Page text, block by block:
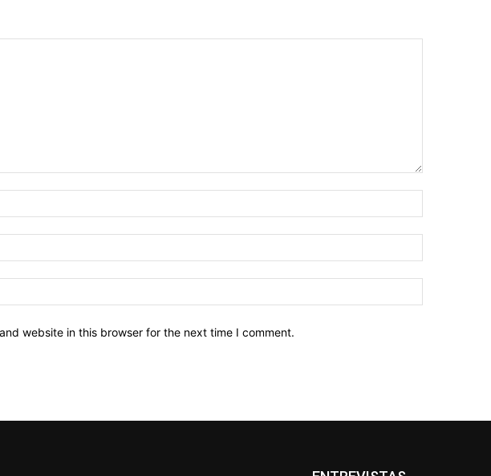
website in this browser for the next time I comment.